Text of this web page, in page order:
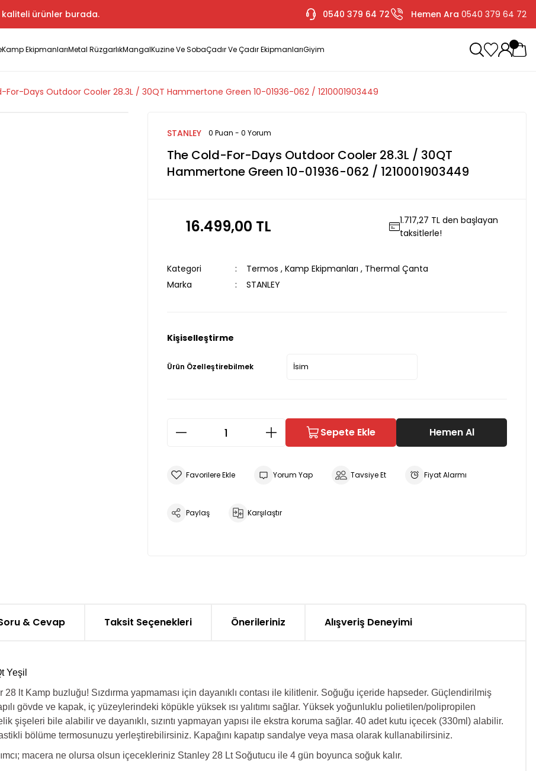
kaliteli ürünler burada. 0540 379 64 72 Hemen Ara 0540 379 64 72
Kamp EkipmanlarıMetal RüzgarlıkMangalKuzine Ve SobaÇadır Ve Çadır EkipmanlarıGiyim
For-Days Outdoor Cooler 28.3L / 30QT Hammertone Green 10-01936-062 / 1210001903449
STANLEY 0 Puan - 0 Yorum
The Cold-For-Days Outdoor Cooler 28.3L / 30QT
Hammertone Green 10-01936-062 / 1210001903449
16.499,00 TL
1.717,27 TL den başlayan
taksitlerle!
Kategori Termos , Kamp Ekipmanları , Thermal Çanta
Marka
STANLEY
Kişiselleştirme
Ürün Özelleştirebilmek
Sepete Ekle Hemen Al
Yorum Yap Tavsiye Et Fiyat Alarmı
Paylaş Karşılaştır
& Cevap Taksit Seçenekleri Önerileriniz Alışveriş Deneyimi
Yeşil
lt Kamp buzluğu! Sızdırma yapmaması için dayanıklı contası ile kilitlenir. Soğuğu içeride hapseder. Güçlendirilmiş
gövde ve kapak, iç yüzeylerindeki köpükle yüksek ısı yalıtımı sağlar. Yüksek yoğunluklu polietilen/polipropilen
şişeleri bile alabilir ve dayanıklı, sızıntı yapmayan yapısı ile ekstra koruma sağlar. 40 adet kutu içecek (330ml) alabilir.
bölüme termosunuzu yerleştirebilirsiniz. Kapağını kapatıp sandalye veya masa olarak kullanabilirsiniz.
macera ne olursa olsun içecekleriniz Stanley 28 Lt Soğutucu ile 4 gün boyunca soğuk kalır.